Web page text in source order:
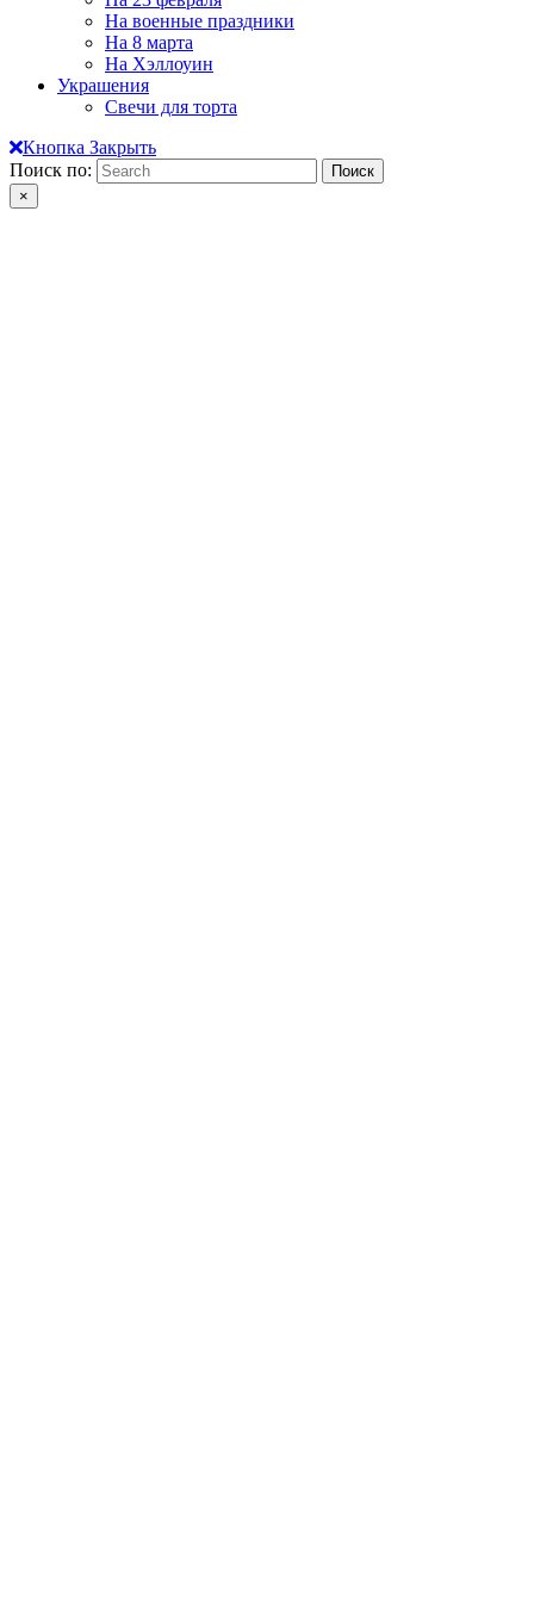
На военные праздники
На 8 марта
На Хэллоуин
Украшения
Свечи для торта
Кнопка Закрыть
Поиск по:
×